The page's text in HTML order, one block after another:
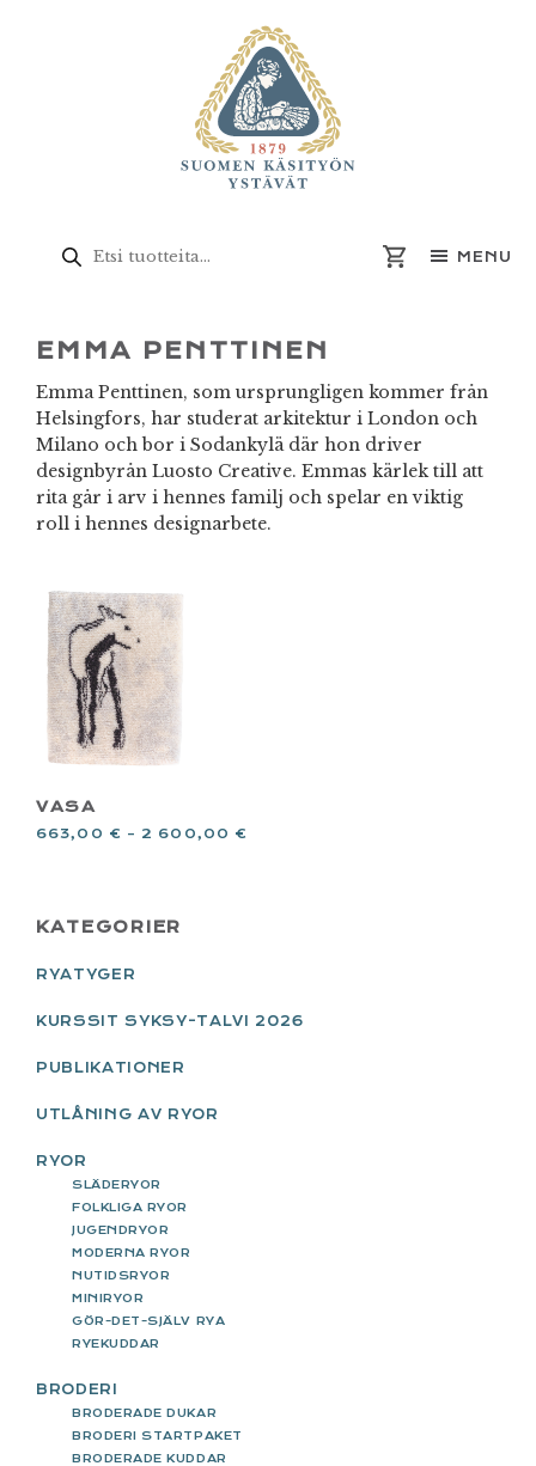
MENU
EMMA PENTTINEN
Emma Penttinen, som ursprungligen kommer från
Helsingfors, har studerat arkitektur i London och
Milano och bor i Sodankylä där hon driver
designbyrån Luosto Creative. Emmas kärlek till att
rita går i arv i hennes familj och spelar en viktig
roll i hennes designarbete.
VASA
663,00 € – 2 600,00 €
PRIMARY
SIDEBAR
KATEGORIER
RYATYGER
KURSSIT SYKSY-TALVI 2026
PUBLIKATIONER
UTLÅNING AV RYOR
RYOR
SLÄDERYOR
FOLKLIGA RYOR
JUGENDRYOR
MODERNA RYOR
NUTIDSRYOR
MINIRYOR
GÖR-DET-SJÄLV RYA
RYEKUDDAR
BRODERI
BRODERADE DUKAR
BRODERI STARTPAKET
BRODERADE KUDDAR